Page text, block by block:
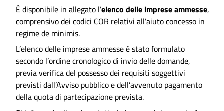
È disponibile in allegato l’elenco delle imprese ammesse,
comprensivo dei codici COR relativi all’aiuto concesso in
regime de minimis.
L’elenco delle imprese ammesse è stato formulato
secondo l’ordine cronologico di invio delle domande,
previa verifica del possesso dei requisiti soggettivi
previsti dall’Avviso pubblico e dell’avvenuto pagamento
della quota di partecipazione prevista.